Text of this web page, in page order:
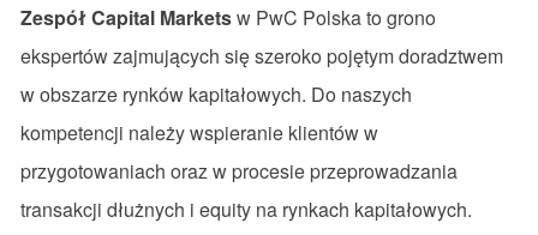
Zespół Capital Marketsw PwC Polska to grono
ekspertówzajmujących sięszeroko pojętymdoradztwem
wobszarze rynków kapitałowych. Do naszych
kompetencji należywspieranie klientóww
przygotowaniach orazw procesie przeprowadzania
transakcji dłużnych i equity na rynkach kapitałowych.